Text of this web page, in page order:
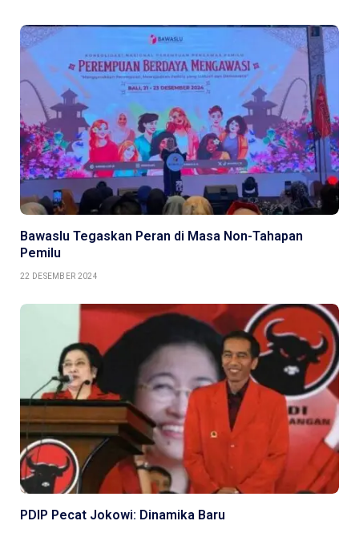
Bawaslu Tegaskan Peran di Masa Non-Tahapan
Pemilu
22 DESEMBER 2024
PDIP Pecat Jokowi: Dinamika Baru